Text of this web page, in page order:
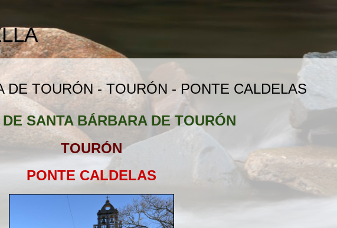
DE TOURÓN - TOURÓN - PONTE CALDELAS
SANTA BÁRBARA DE TOURÓN
TOURÓN
PONTE CALDELAS